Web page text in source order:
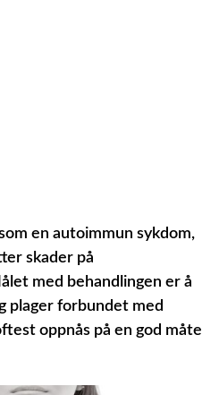
en autoimmun sykdom,
skader på
med behandlingen er å
plager forbundet med
oppnås på en god måte